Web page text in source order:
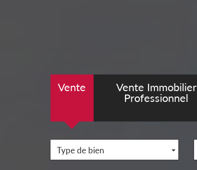
Vente
Vente Immobilier
Professionnel
Type de bien